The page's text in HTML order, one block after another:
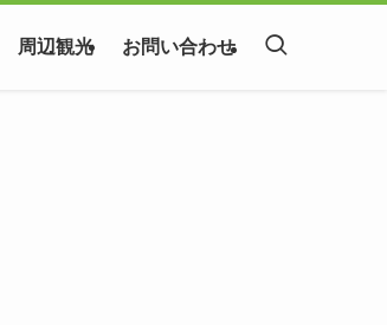
周辺観光 お問い合わせ